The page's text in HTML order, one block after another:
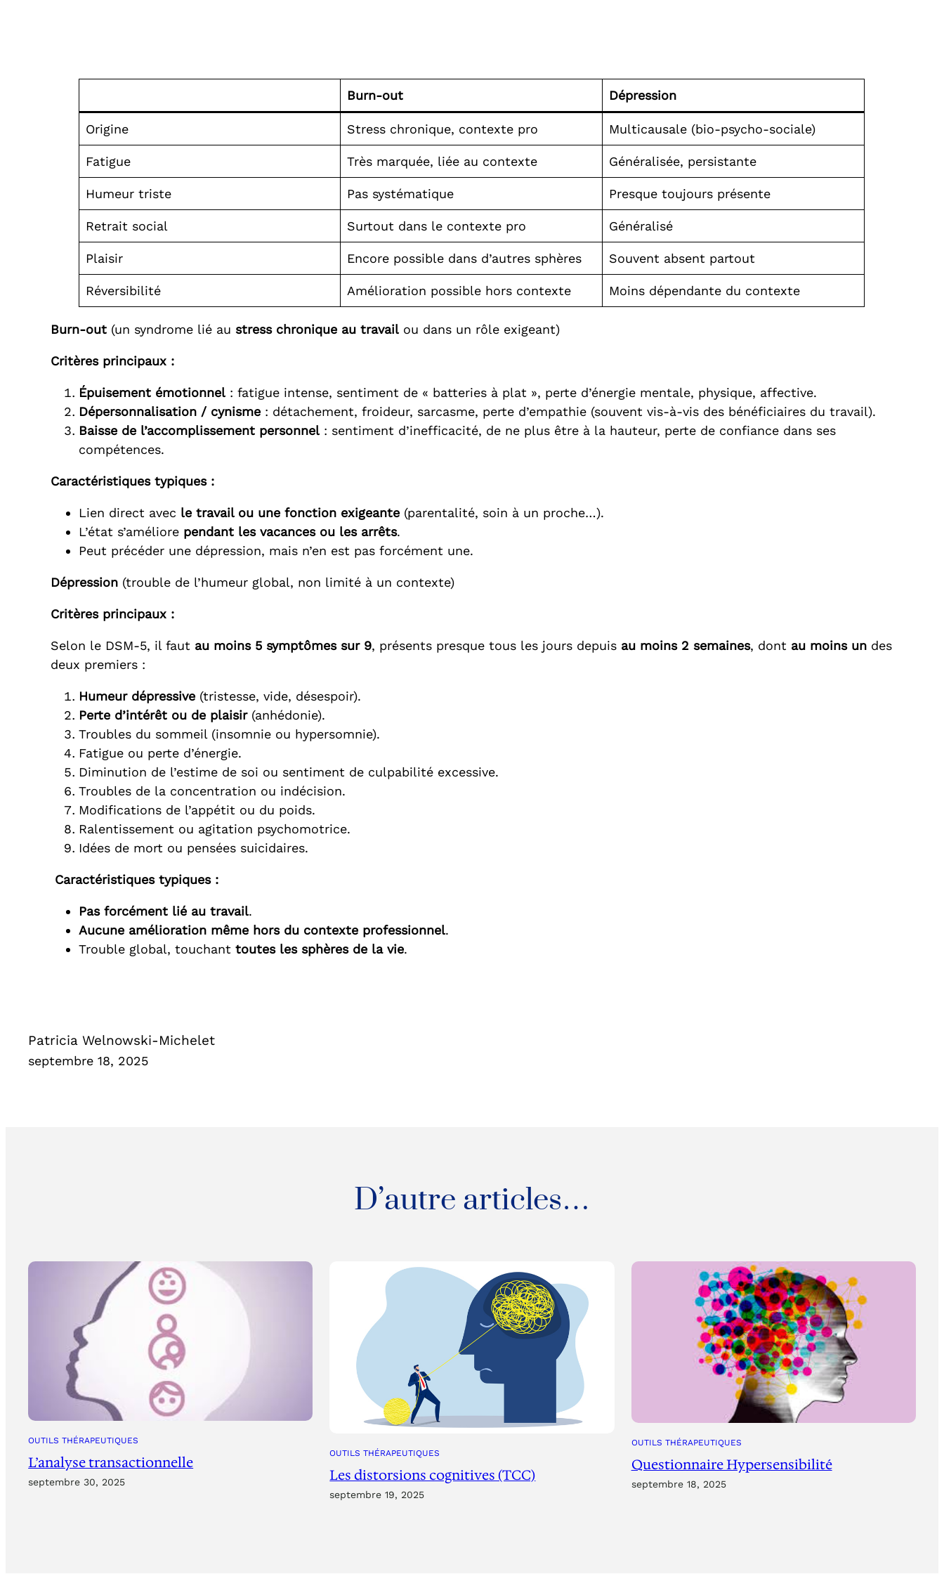
Burn-out Dépression
Origine Stress chronique, contexte pro Multicausale (bio-psycho-sociale)
Fatigue Très marquée, liée au contexte Généralisée, persistante
Humeur triste Pas systématique Presque toujours présente
Retrait social Surtout dans le contexte pro Généralisé
Plaisir Encore possible dans d’autres sphères Souvent absent partout
Réversibilité Amélioration possible hors contexte Moins dépendante du contexte
Burn-out (un syndrome lié austress chronique au travail ou dans un rôle exigeant)
Critères principaux :
Épuisement émotionnel : fatigue intense, sentiment de « batteries à plat », perte d’énergie mentale, physique, affective.
Dépersonnalisation / cynisme : détachement, froideur, sarcasme, perte d’empathie (souvent vis-à-vis des bénéficiaires du travail).
Baisse de l’accomplissement personnel : sentiment d’inefficacité, de ne plus être à la hauteur, perte de confiance dans ses
compétences.
Caractéristiques typiques :
Lien direct avec le travail ou une fonction exigeante (parentalité, soin à un proche…).
L’état s’améliore pendant les vacances ou les arrêts.
Peut précéder une dépression, mais n’en est pas forcément une.
Dépression (trouble de l’humeur global, non limité à un contexte)
Critères principaux :
Selon le DSM-5, il faut au moins 5 symptômes sur 9, présents presque tous les jours depuis au moins 2 semaines, dont au moins un des
deux premiers :
Humeur dépressive (tristesse, vide, désespoir).
Perte d’intérêt ou de plaisir(anhédonie).
Troubles du sommeil (insomnie ou hypersomnie).
Fatigue ou perte d’énergie.
Diminution de l’estime de soi ou sentiment de culpabilité excessive.
Troubles de la concentration ou indécision.
Modifications de l’appétit ou du poids.
Ralentissement ou agitation psychomotrice.
Idées de mort ou pensées suicidaires.
Caractéristiques typiques :
Pas forcément lié au travail.
Aucune amélioration même hors du contexte professionnel.
Trouble global, touchanttoutes les sphères de la vie.
Patricia Welnowski-Michelet
septembre 18, 2025
D’autre articles…
OUTILS THÉRAPEUTIQUES
L’analyse transactionnelle
septembre 30, 2025
OUTILS THÉRAPEUTIQUES
Les distorsions cognitives (TCC)
septembre 19, 2025
OUTILS THÉRAPEUTIQUES
Questionnaire Hypersensibilité
septembre 18, 2025